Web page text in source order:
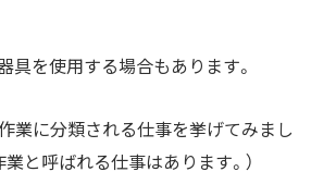
具を使用する場合もあります。
業に分類される仕事を挙げてみまし
と呼ばれる仕事はあります。）